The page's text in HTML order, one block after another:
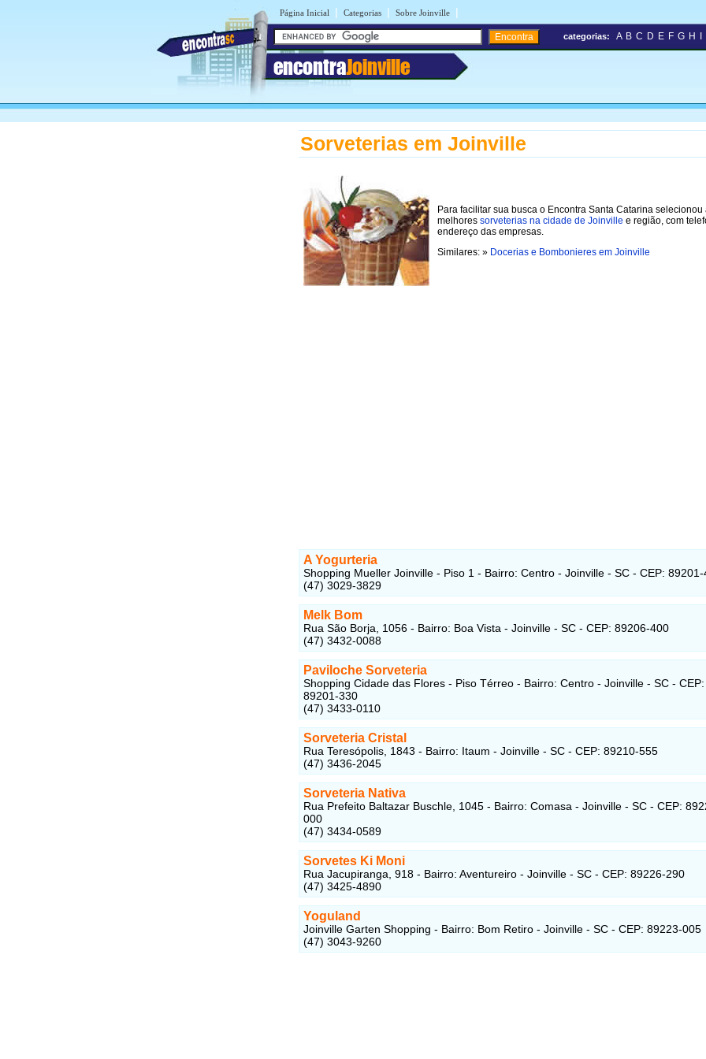
Página Inicial | Categorias | Sobre Joinville |
encontraJoinville
categorias: A B C D E F G H
Sorveterias em Joinville
Para facilitar sua busca o Encontra Santa Catarina selecionou
melhores sorveterias na cidade de Joinville e região, com
endereço das empresas.
Similares: » Docerias e Bombonieres em Joinville
A Yogurteria
Shopping Mueller Joinville - Piso 1 - Bairro: Centro - Joinville - SC - CEP:
(47) 3029-3829
Melk Bom
Rua São Borja, 1056 - Bairro: Boa Vista - Joinville - SC - CEP: 89206-400
(47) 3432-0088
Paviloche Sorveteria
Shopping Cidade das Flores - Piso Térreo - Bairro: Centro - Joinville - SC - CEP:
89201-330
(47) 3433-0110
Sorveteria Cristal
Rua Teresópolis, 1843 - Bairro: Itaum - Joinville - SC - CEP: 89210-555
(47) 3436-2045
Sorveteria Nativa
Rua Prefeito Baltazar Buschle, 1045 - Bairro: Comasa - Joinville - SC - CEP:
000
(47) 3434-0589
Sorvetes Ki Moni
Rua Jacupiranga, 918 - Bairro: Aventureiro - Joinville - SC - CEP: 89226-290
(47) 3425-4890
Yoguland
Joinville Garten Shopping - Bairro: Bom Retiro - Joinville - SC - CEP: 89223-005
(47) 3043-9260